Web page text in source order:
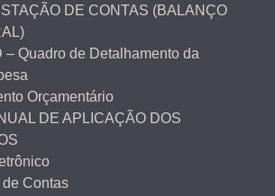
DE CONTAS (BALANÇO
– Quadro de Detalhamento da
Orçamentário
DE APLICAÇÃO DOS
de Contas